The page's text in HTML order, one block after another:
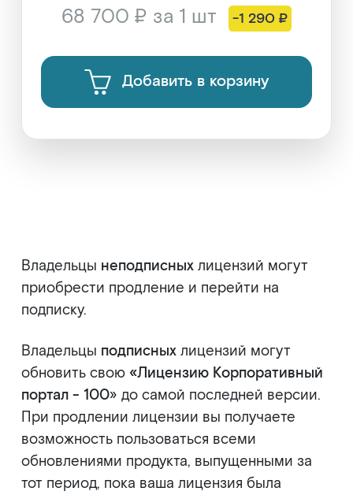
68 700 ₽ за 1 шт -1 290 ₽
Добавить в корзину
Владельцы неподписныхлицензий могут
приобрести продление и перейти на
подписку.
Владельцы подписныхлицензий могут
обновить свою «Лицензию Корпоративный
портал - 100» до самой последней версии.
При продлении лицензии вы получаете
возможность пользоваться всеми
обновлениями продукта, выпущенными за
тот период, пока ваша лицензия была